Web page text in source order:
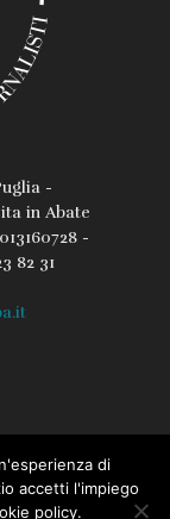
-
in Abate
-
82 31
di
accetti l'impiego
policy.